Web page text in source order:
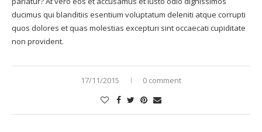
ducimus qui blanditiis esentium voluptatum deleniti atque corrupti
quos dolores et quas molestias excepturi sint occaecati cupiditate
non provident.
17/11/2015 0 comment